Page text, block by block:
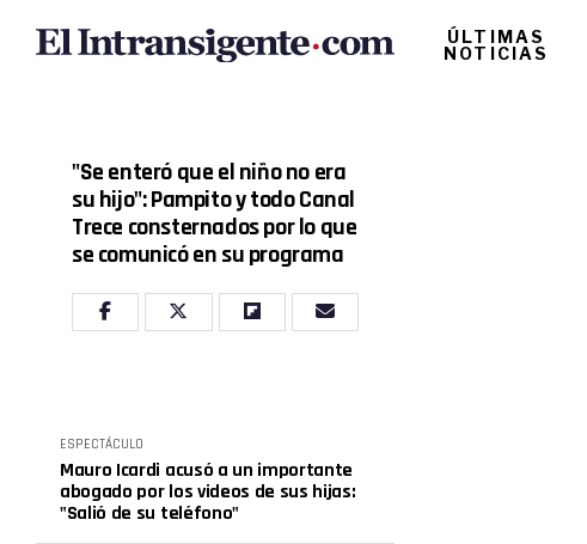
ÚLTIMAS
NOTICIAS
"Se enteró que el niño no era
su hijo": Pampito y todo Canal
Trece consternados por lo que
se comunicó en su programa
ESPECTÁCULO
Mauro Icardi acusó a un importante
abogado por los videos de sus hijas:
"Salió de su teléfono"